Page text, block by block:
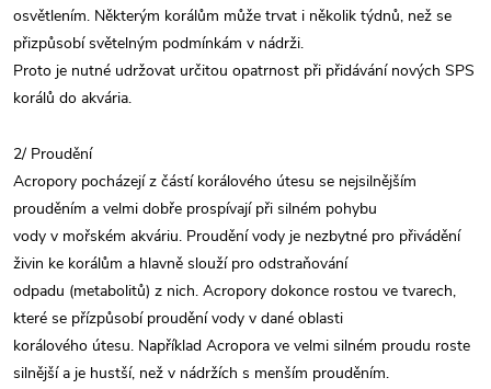
osvětlením. Některým korálům může trvat i několik týdnů, než se
přizpůsobí světelným podmínkám v nádrži.
Proto je nutné udržovat určitou opatrnost při přidávání nových SPS
korálů do akvária.
2/ Proudění
Acropory pocházejí z částí korálového útesu se nejsilnějším
prouděním a velmi dobře prospívají při silném pohybu
vody v mořském akváriu. Proudění vody je nezbytné pro přivádění
živin ke korálům a hlavně slouží pro odstraňování
odpadu (metabolitů) z nich. Acropory dokonce rostou ve tvarech,
které se přízpůsobí proudění vody v dané oblasti
korálového útesu. Například Acropora ve velmi silném proudu roste
silnější a je hustší, než v nádržích s menším prouděním.